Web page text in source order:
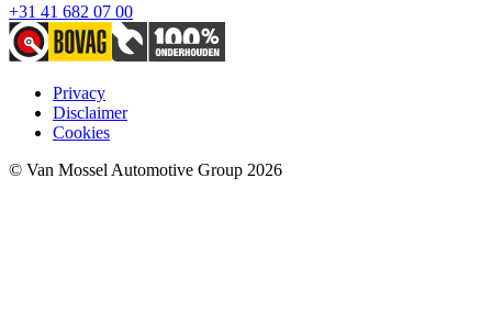
+31 41 682 07 00
Privacy
Disclaimer
Cookies
© Van Mossel Automotive Group 2026